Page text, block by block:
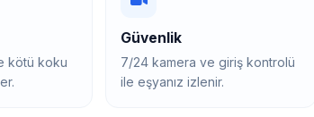
kötü koku
Güvenlik
7/24 kamera ve giriş kontrolü
ile eşyanız izlenir.